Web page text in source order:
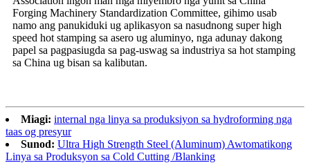
Forging Machinery Standardization Committee, gihimo usab
namo ang panukiduki ug aplikasyon sa nasudnong super high
speed hot stamping sa asero ug aluminyo, nga adunay dakong
papel sa pagpasiugda sa pag-uswag sa industriya sa hot stamping
sa China ug bisan sa kalibutan.
Miagi: internal nga linya sa produksiyon sa hydroforming nga
taas og presyur
Sunod: Ultra High Strength Steel (Aluminum) Awtomatikong
Linya sa Produksyon sa Cold Cutting /Blanking